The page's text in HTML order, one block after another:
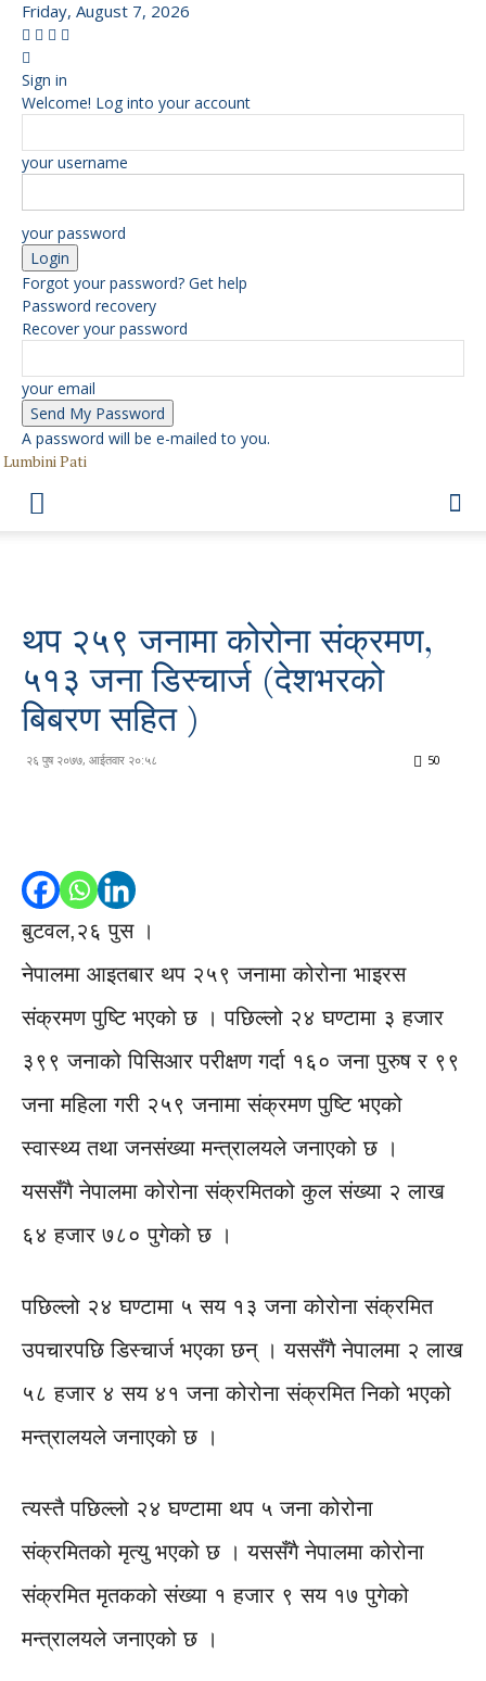
Friday, August 7, 2026
Sign in
Welcome! Log into your account
your username
your password
Forgot your password? Get help
Password recovery
Recover your password
your email
A password will be e-mailed to you.
Lumbini Pati
थप २५९ जनामा कोरोना संक्रमण,
५१३ जना डिस्चार्ज (देशभरको
बिबरण सहित )
२६ पुष २०७७, आईतवार २०:५८ 50
बुटवल,२६ पुस ।
नेपालमा आइतबार थप २५९ जनामा कोरोना भाइरस
संक्रमण पुष्टि भएको छ । पछिल्लो २४ घण्टामा ३ हजार
३९९ जनाको पिसिआर परीक्षण गर्दा १६० जना पुरुष र ९९
जना महिला गरी २५९ जनामा संक्रमण पुष्टि भएको
स्वास्थ्य तथा जनसंख्या मन्त्रालयले जनाएको छ ।
यससँगै नेपालमा कोरोना संक्रमितको कुल संख्या २ लाख
६४ हजार ७८० पुगेको छ ।
पछिल्लो २४ घण्टामा ५ सय १३ जना कोरोना संक्रमित
उपचारपछि डिस्चार्ज भएका छन् । यससँगै नेपालमा २ लाख
५८ हजार ४ सय ४१ जना कोरोना संक्रमित निको भएको
मन्त्रालयले जनाएको छ ।
त्यस्तै पछिल्लो २४ घण्टामा थप ५ जना कोरोना
संक्रमितको मृत्यु भएको छ । यससँगै नेपालमा कोरोना
संक्रमित मृतकको संख्या १ हजार ९ सय १७ पुगेको
मन्त्रालयले जनाएको छ ।